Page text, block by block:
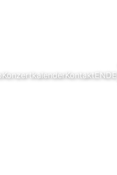
KonzertkalenderKontaktENDE